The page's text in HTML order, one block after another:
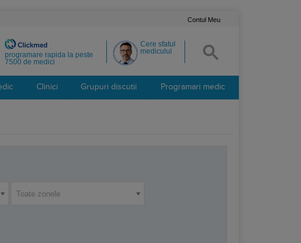
Contul Meu
Cere sfatul
medicului
programare rapida la peste
7500 de medici
Clinici Grupuri discutii Programari medic
Toate zonele